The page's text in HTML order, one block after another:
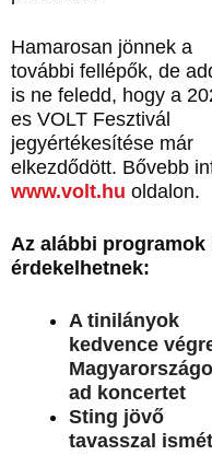
Hamarosan jönnek a
további fellépők, de
is ne feledd, hogy a
es VOLT Fesztivál
jegyértékesítése már
elkezdődött. Bővebb
www.volt.hu oldalon.
Az alábbi programok
érdekelhetnek:
A tinilányok
kedvence
ad koncertet
Sting jövő
tavasszal ismét